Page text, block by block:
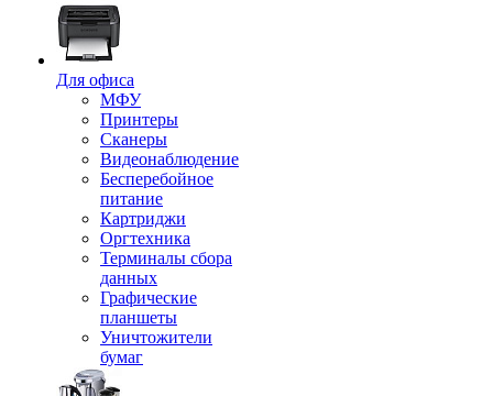
Для офиса
МФУ
Принтеры
Сканеры
Видеонаблюдение
Бесперебойное
питание
Картриджи
Оргтехника
Терминалы сбора
данных
Графические
планшеты
Уничтожители
бумаг